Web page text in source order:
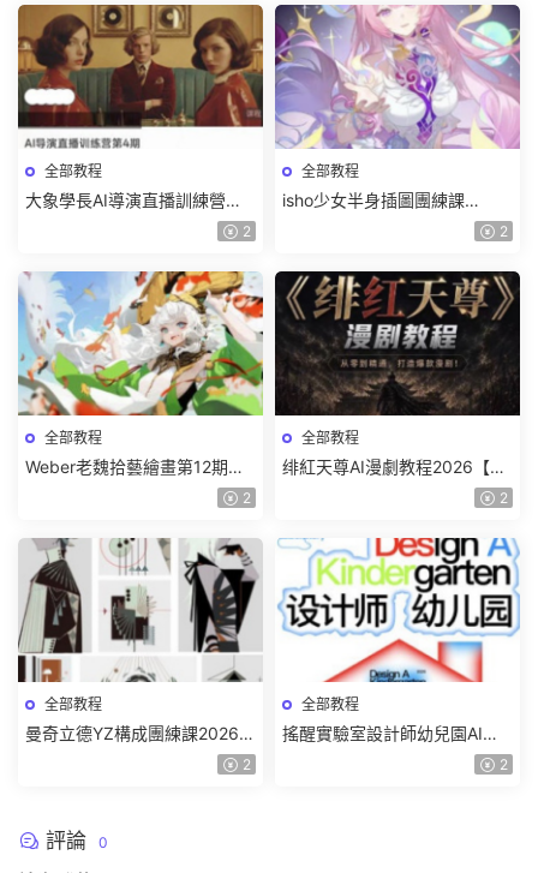
全部教程
大象學長AI導演直播訓練營第4
期2026【畫質高清有資料】 2
全部教程
isho少女半身插圖團練課
2026【畫質高清隻有視頻】 2
全部教程
Weber老魏拾藝繪畫第12期角
色特訓班【畫質不錯隻有視
2
全部教程
绯紅天尊AI漫劇教程2026【畫
2
全部教程
曼奇立德YZ構成團練課2026年
8月已結課【畫質高清有課件】
2
全部教程
搖醒實驗室設計師幼兒園AI軟
件基礎課2025【畫質不錯有素
2
評論 0